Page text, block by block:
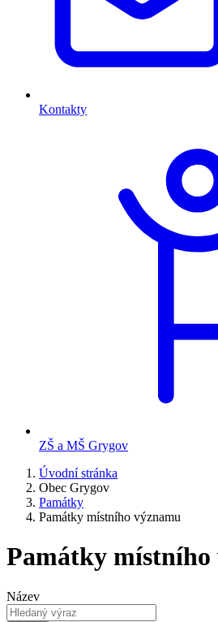
Kontakty
ZŠ a MŠ Grygov
Úvodní stránka
Obec Grygov
Památky
Památky místního významu
Památky místního
Název